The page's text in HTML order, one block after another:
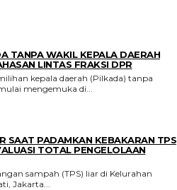
TANPA WAKIL KEPALA DAERAH
LINTAS FRAKSI DPR
kepala daerah (Pilkada) tanpa
mengemuka di...
SAAT PADAMKAN KEBAKARAN TPS
TOTAL PENGELOLAAN
sampah (TPS) liar di Kelurahan
Jakarta...